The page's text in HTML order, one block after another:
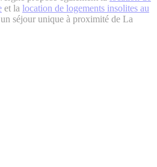
et la location de logements insolites au
séjour unique à proximité de La